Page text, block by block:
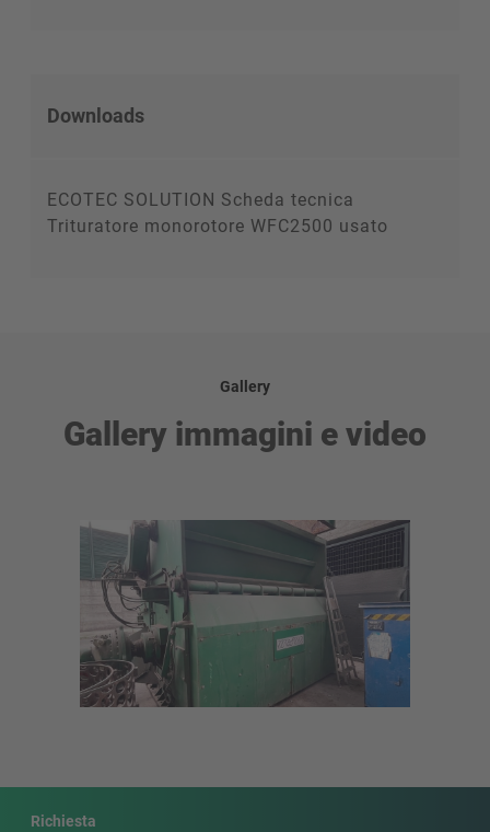
Downloads
ECOTEC SOLUTION Scheda tecnica
Trituratore monorotore WFC2500 usato
Gallery
Gallery immagini e video
Richiesta